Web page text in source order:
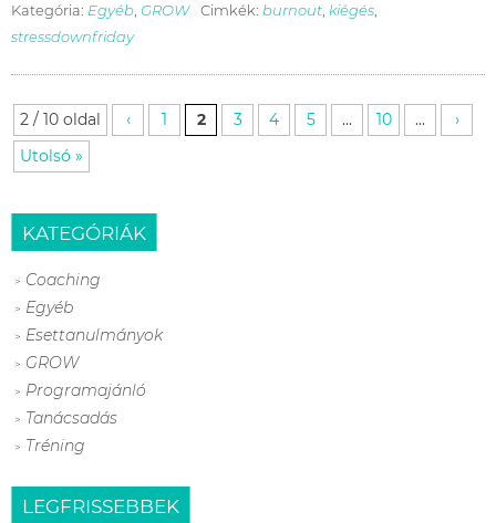
Kategória: Egyéb, GROW Cimkék: burnout, kiégés,
stressdownfriday
2 / 10 oldal ‹ 1 2 3 4 5 ... 10 ...
›
Utolsó »
KATEGÓRIÁK
Coaching
Egyéb
Esettanulmányok
GROW
Programajánló
Tanácsadás
Tréning
LEGFRISSEBBEK